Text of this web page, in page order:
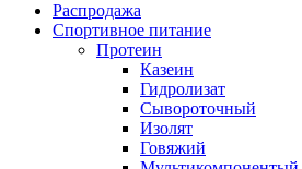
Распродажа
Спортивное питание
Протеин
Казеин
Гидролизат
Сывороточный
Изолят
Говяжий